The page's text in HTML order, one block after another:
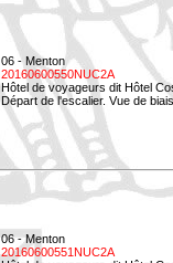
06 - Menton
20160600550NUC2A
Hôtel de voyageurs dit Hôtel
Départ de l'escalier. Vue de
06 - Menton
20160600551NUC2A